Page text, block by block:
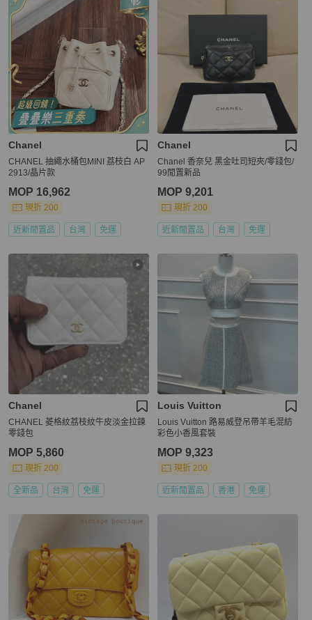
Chanel
CHANEL 抽繩水桶包MINI 荔枝白 AP
2913/晶片款
MOP 16,962
現折 200
近新閒置品 台灣 免運
Chanel
Chanel 香奈兒 黑金吐司短夾/零錢包/
99閒置新品
MOP 9,201
現折 200
近新閒置品 台灣 免運
Chanel
CHANEL 菱格紋荔枝紋牛皮淡金拉鍊
零錢包
MOP 5,860
現折 200
全新品 台灣 免運
Louis Vuitton
Louis Vuitton 路易威登吊帶羊毛混紡
彩色小香風套裝
MOP 9,323
現折 200
近新閒置品 香港 免運